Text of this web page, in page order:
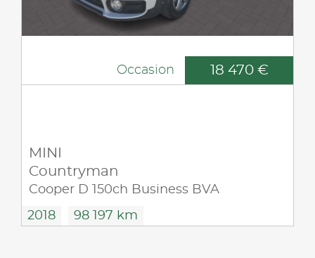
Occasion 18 470 €
MINI
Countryman
Cooper D 150ch Business BVA
2018 98 197 km